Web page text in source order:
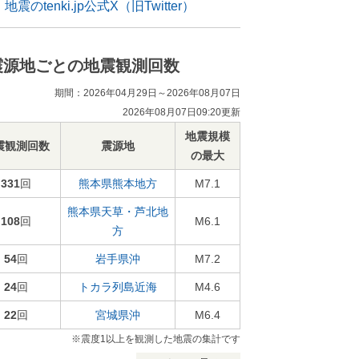
地震のtenki.jp公式X（旧Twitter）
源地ごとの地震観測回数
期間：2026年04月29日～2026年08月07日
2026年08月07日09:20更新
観測回数 震源地
地震規模
の最大
331回 熊本県熊本地方 M7.1
108回
熊本県天草・芦北地
方
M6.1
54回 岩手県沖 M7.2
24回 トカラ列島近海 M4.6
22回 宮城県沖 M6.4
※震度1以上を観測した地震の集計です